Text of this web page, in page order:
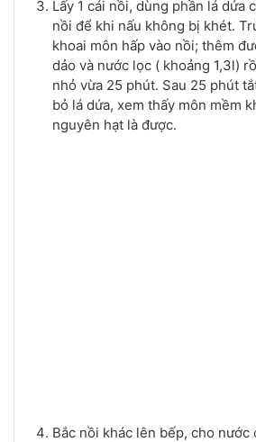
Lấy 1 cái nồi, dùng phần lá dứa
nồi để khi nấu không bị khét.
khoai môn hấp vào nồi; thêm
dảo và nước lọc ( khoảng 1,3l)
nhỏ vừa 25 phút. Sau 25 phút
bỏ lá dứa, xem thấy môn mềm
nguyên hạt là được.
Bắc nồi khác lên bếp, cho nước